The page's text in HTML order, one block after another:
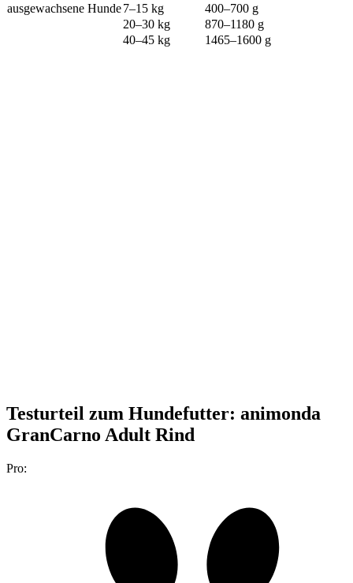
ausgewachsene Hunde7–15 kg
400–700 g
20–30 kg
870–1180 g
40–45 kg
1465–1600 g
Testurteil zum Hundefutter: animonda
GranCarno Adult Rind
Pro: